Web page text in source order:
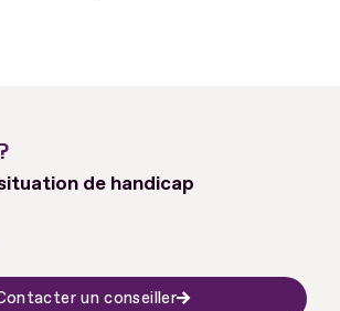
de handicap
un conseiller